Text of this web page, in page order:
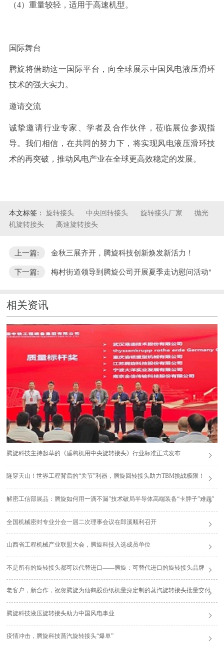
（4）重量较轻，适用于高速机型。
国际舞台
腾旋将借助这一国际平台，向全球展示中国风电液压滑环
技术的强大实力。
邀请交流
诚挚邀请行业专家、学者及合作伙伴，莅临展位参观指
导。我们相信，在共同的努力下，将实现风电液压滑环技
术的再突破，推动风电产业在全球更高效稳定的发展。
本文标签： 旋转接头 中央回转接头 旋转接头厂家
抛光
机旋转接头
高速旋转接头
上一篇: 金秋三展齐开，腾旋科技创新焕发新活力！
下一篇: 梅村街道领导到腾旋公司开展夏季走访慰问活动"
相关资讯
腾旋科技主持起草的《盾构机用中央旋转接头》行业标准正式发布
隧穿天山！世界工程背后的“关节”利器，腾旋回转接头助力TBM挑战极限！
解密工信部展品：腾旋如何用一滴不漏"技术破局半导体高端装备“卡脖子”难题"
全国机械密封专业分会一届二次理事会议在郎溪顺利召开
山西省工程机械产业联盟大会，腾旋科技入选成员单位
不是所有的旋转接头都可以代替进口——腾旋：可替代进口的旋转接头品牌
老客户，新合作，祝贺腾旋为仙鹤股份纸机量身定制的蒸汽旋转接头批量交付
腾旋科技液压旋转接头助力中国风电事业
疫情冲击，腾旋科技蒸汽旋转接头“爆单”